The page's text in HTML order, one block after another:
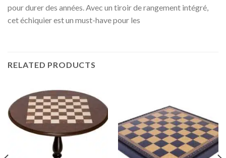
pour durer des années. Avec un tiroir de rangement intégré,
cet échiquier est un must-have pour les
RELATED PRODUCTS